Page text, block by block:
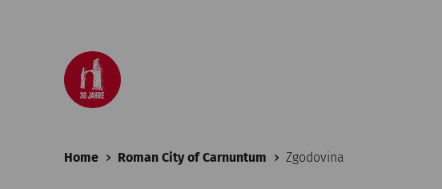
Home Roman City of Carnuntum Zgodovina